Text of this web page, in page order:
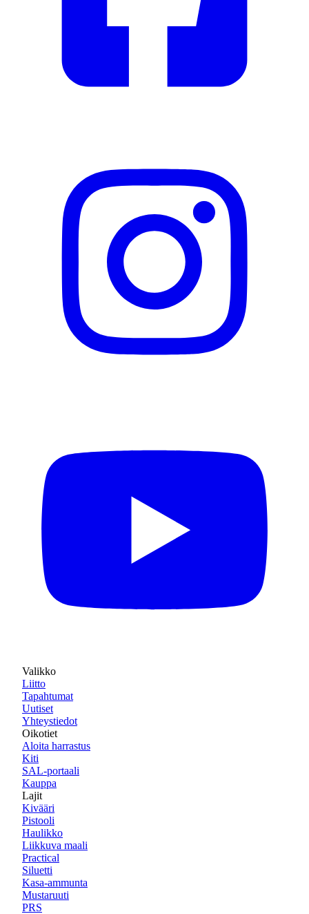
Valikko
Liitto
Tapahtumat
Uutiset
Yhteystiedot
Oikotiet
Aloita harrastus
Kiti
SAL-portaali
Kauppa
Lajit
Kivääri
Pistooli
Haulikko
Liikkuva maali
Practical
Siluetti
Kasa-ammunta
Mustaruuti
PRS